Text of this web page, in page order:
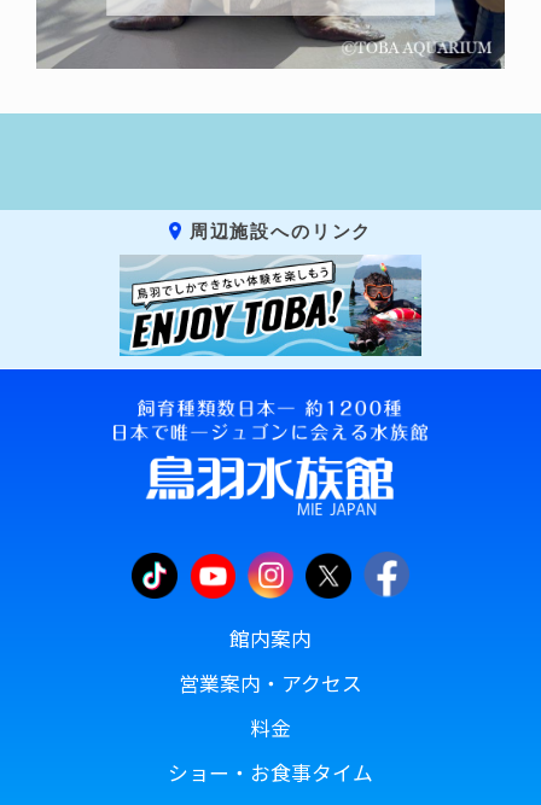
周辺施設へのリンク
館内案内
営業案内・アクセス
料金
ショー・お食事タイム